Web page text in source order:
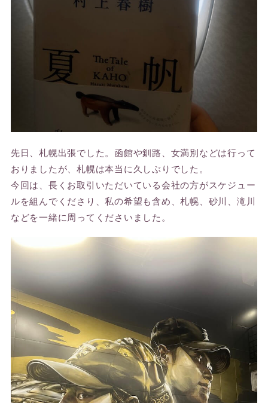
先日、札幌出張でした。函館や釧路、女満別などは行って
おりましたが、札幌は本当に久しぶりでした。
今回は、長くお取引いただいている会社の方がスケジュー
ルを組んでくださり、私の希望も含め、札幌、砂川、滝川
などを一緒に周ってくださいました。